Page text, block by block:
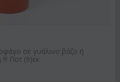
σε γυάλινο βάζο ή
Ποτ (9)εκ.